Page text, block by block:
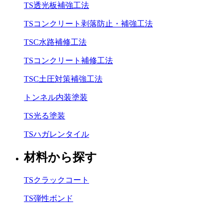
TS透光板補強工法
TSコンクリート剥落防止・補強工法
TSC水路補修工法
TSコンクリート補修工法
TSC土圧対策補強工法
トンネル内装塗装
TS光る塗装
TSハガレンタイル
材料から探す
TSクラックコート
TS弾性ボンド